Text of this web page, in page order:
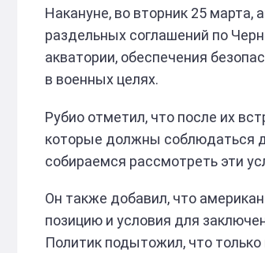
Накануне, во вторник 25 марта,
раздельных соглашений по
акватории, обеспечения
в военных целях.
Рубио отметил, что после их
которые должны соблюдаться
собираемся рассмотреть эти
Он также добавил, что
позицию и условия для
Политик подытожил, что